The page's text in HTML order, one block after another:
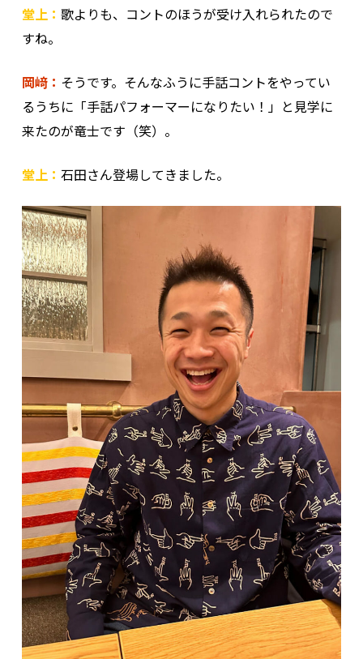
堂上： 歌よりも、コントのほうが受け入れられたので
すね。
岡﨑： そうです。そんなふうに手話コントをやってい
るうちに「手話パフォーマーになりたい！」と見学に
来たのが竜士です（笑）。
堂上： 石田さん登場してきました。